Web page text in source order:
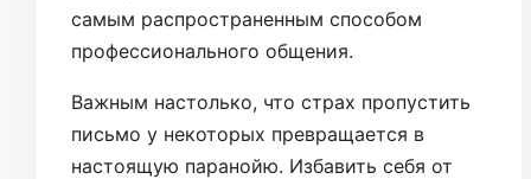
самым распространенным способом
профессионального общения.
Важным настолько, что страх пропустить
письмо у некоторых превращается в
настоящую паранойю. Избавить себя от